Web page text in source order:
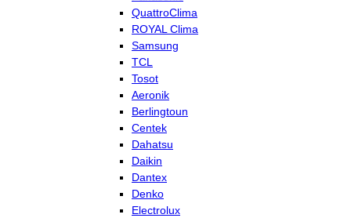
QuattroClima
ROYAL Clima
Samsung
TCL
Tosot
Aeronik
Berlingtoun
Centek
Dahatsu
Daikin
Dantex
Denko
Electrolux